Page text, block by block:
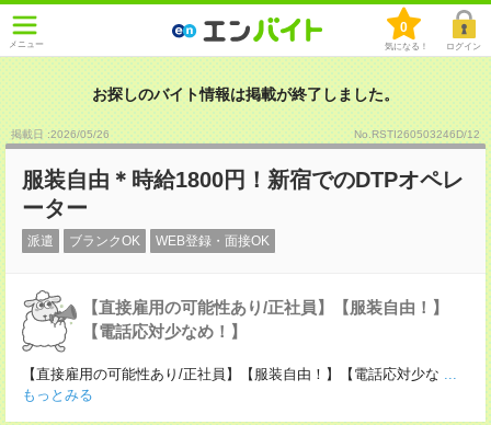
メニュー
0
気になる！ ログイン
お探しのバイト情報は掲載が終了しました。
掲載日 :2026/05/26 No.RSTI260503246D/12
服装自由＊時給1800円！新宿でのDTPオペレ
ーター
派遣 ブランクOK WEB登録・面接OK
【直接雇用の可能性あり/正社員】【服装自由！】
【電話応対少なめ！】
【直接雇用の可能性あり/正社員】【服装自由！】【電話応対少な ...
もっとみる